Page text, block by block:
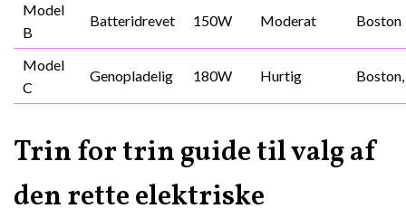
Model
B
Batteridrevet 150W Moderat Boston
Model
C
Genopladelig 180W Hurtig
Trin for trin guide til valg af
den rette elektriske